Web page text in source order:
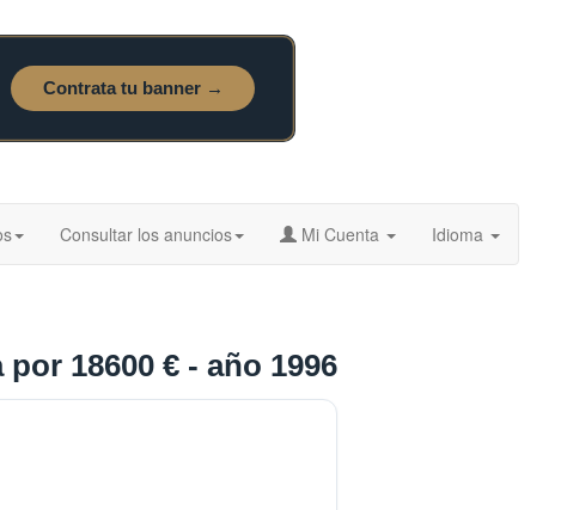
Consultar los anuncios Mi Cuenta Idioma
18600 € - año 1996